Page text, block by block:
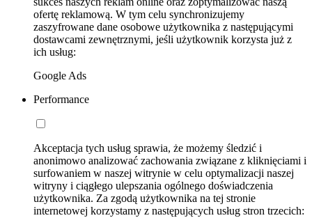
ofertę reklamową. W tym celu synchronizujemy
zaszyfrowane dane osobowe użytkownika z następującymi
dostawcami zewnętrznymi, jeśli użytkownik korzysta już z
ich usług:
Google Ads
Performance
Akceptacja tych usług sprawia, że możemy śledzić i
anonimowo analizować zachowania związane z kliknięciami i
surfowaniem w naszej witrynie w celu optymalizacji naszej
witryny i ciągłego ulepszania ogólnego doświadczenia
użytkownika. Za zgodą użytkownika na tej stronie
internetowej korzystamy z następujących usług stron trzecich: